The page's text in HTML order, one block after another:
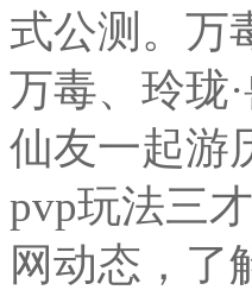
式公测。万
万毒、玲珑
仙友一起游
pvp玩法三
网动态，了